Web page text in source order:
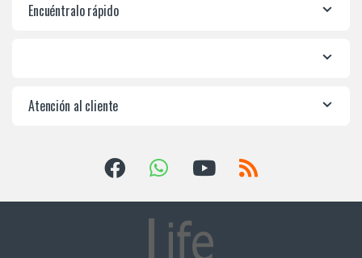
Encuéntralo rápido
Atención al cliente